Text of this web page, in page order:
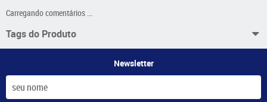
Carregando comentários ...
Tags do Produto
Newsletter